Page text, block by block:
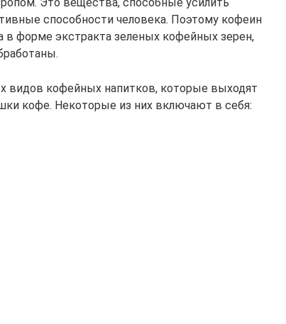
способности человека. Поэтому кофеин
в форме экстракта зеленых кофейных зерен,
видов кофейных напитков, которые выходят
кофе. Некоторые из них включают в себя: